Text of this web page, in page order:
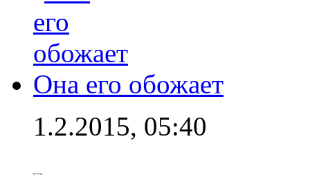
Она его обожает
1.2.2015, 05:40